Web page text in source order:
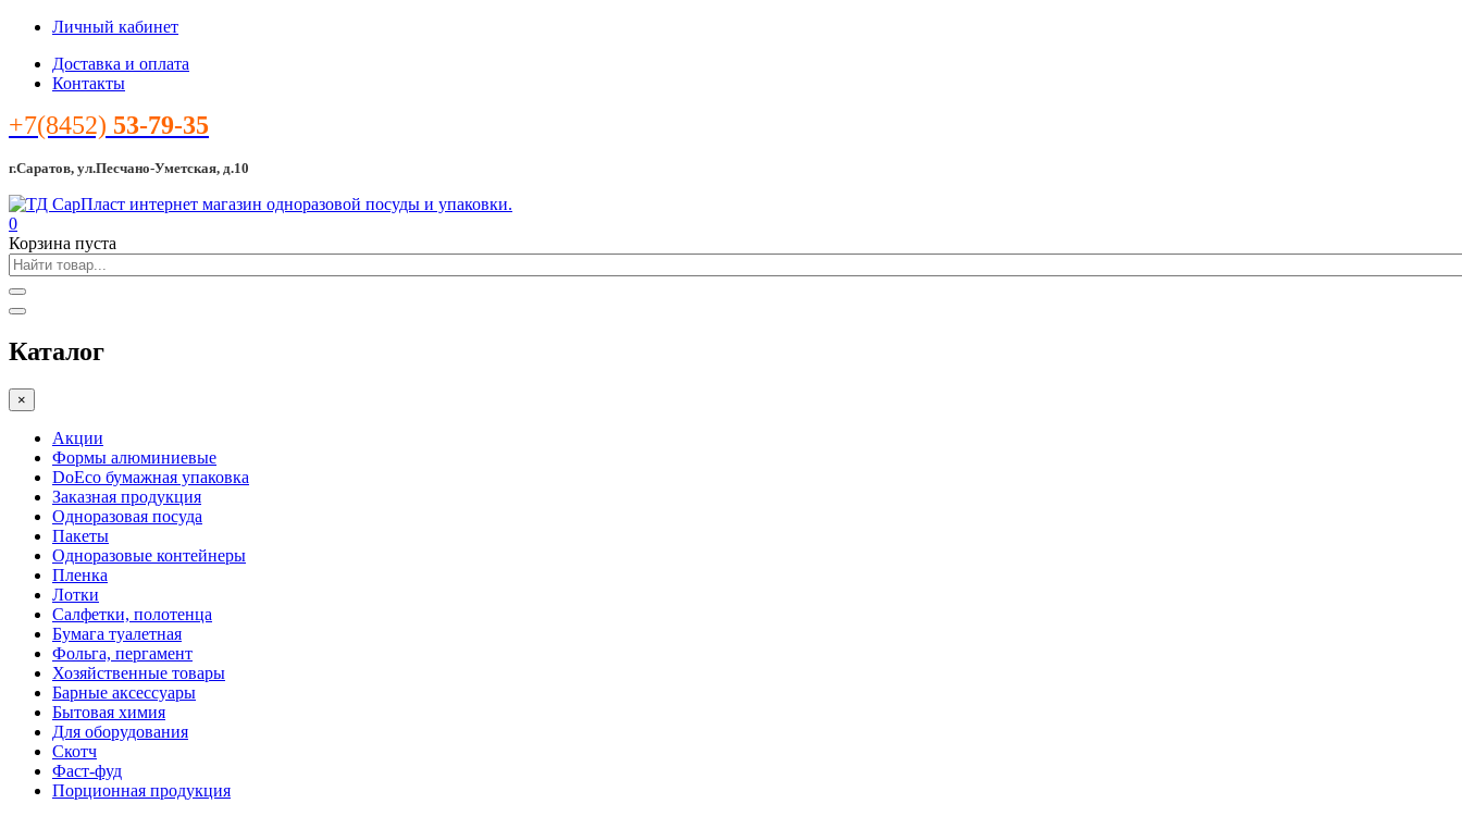
Личный кабинет
Доставка и оплата
Контакты
+7(8452) 53-79-35
г.Саратов, ул.Песчано-Уметская, д.10
0
Корзина пуста
Каталог
×
Акции
Формы алюминиевые
DoEco бумажная упаковка
Заказная продукция
Одноразовая посуда
Пакеты
Одноразовые контейнеры
Пленка
Лотки
Салфетки, полотенца
Бумага туалетная
Фольга, пергамент
Хозяйственные товары
Барные аксессуары
Бытовая химия
Для оборудования
Скотч
Фаст-фуд
Порционная продукция